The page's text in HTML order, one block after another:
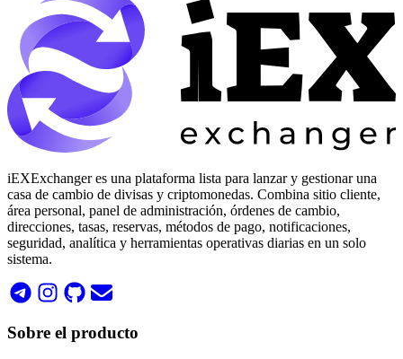
iEXExchanger es una plataforma lista para lanzar y gestionar una
casa de cambio de divisas y criptomonedas. Combina sitio cliente,
área personal, panel de administración, órdenes de cambio,
direcciones, tasas, reservas, métodos de pago, notificaciones,
seguridad, analítica y herramientas operativas diarias en un solo
sistema.
Sobre el producto